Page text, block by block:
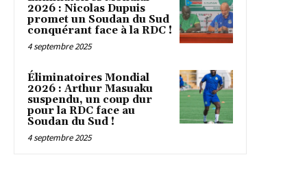
2026 : Nicolas Dupuis
promet un Soudan du Sud
conquérant face à la RDC !
4 septembre 2025
Éliminatoires Mondial
2026 : Arthur Masuaku
suspendu, un coup dur
pour la RDC face au
Soudan du Sud !
4 septembre 2025